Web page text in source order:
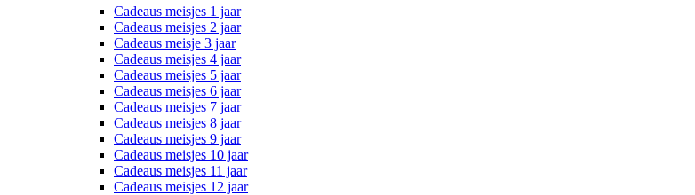
Cadeaus meisjes 1 jaar
Cadeaus meisjes 2 jaar
Cadeaus meisje 3 jaar
Cadeaus meisjes 4 jaar
Cadeaus meisjes 5 jaar
Cadeaus meisjes 6 jaar
Cadeaus meisjes 7 jaar
Cadeaus meisjes 8 jaar
Cadeaus meisjes 9 jaar
Cadeaus meisjes 10 jaar
Cadeaus meisjes 11 jaar
Cadeaus meisjes 12 jaar